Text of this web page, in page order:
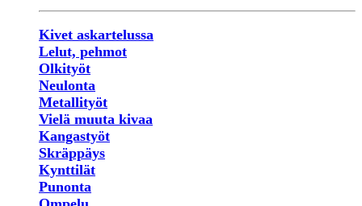
Kivet askartelussa
Lelut, pehmot
Olkityöt
Neulonta
Metallityöt
Vielä muuta kivaa
Kangastyöt
Skräppäys
Kynttilät
Punonta